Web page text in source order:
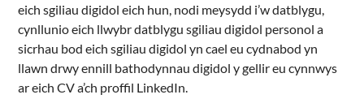
eich sgiliau digidol eich hun, nodi meysydd i’w datblygu,
cynllunio eich llwybr datblygu sgiliau digidol personol a
sicrhau bod eich sgiliau digidol yn cael eu cydnabod yn
llawn drwy ennill bathodynnau digidol y gellir eu cynnwys
ar eich CV a’ch proffil LinkedIn.